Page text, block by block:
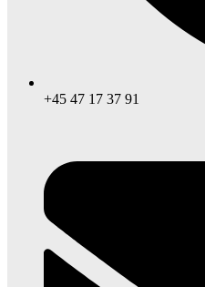
+45 47 17 37 91